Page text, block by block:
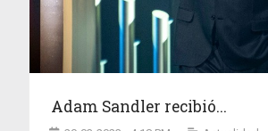
Adam Sandler recibió...